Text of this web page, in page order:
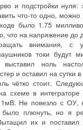
и подстройки нуля:
что-то одно, можно
было 1.75
что на напряжение до
внимания, с
токи будут
выставил ноль
и оставил на сутки
чётко стоит.
схеме в
Не повезло с
плюнуть, но я
их и